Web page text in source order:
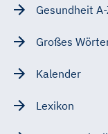
Gesundheit
Großes
Kalender
Lexikon